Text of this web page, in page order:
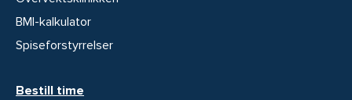
BMI-kalkulator
Spiseforstyrrelser
Bestill time